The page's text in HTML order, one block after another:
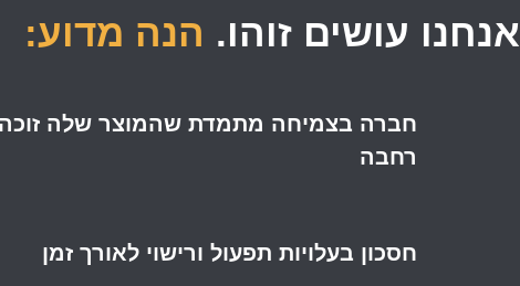
אנחנו עושים זוהו. הנה מדוע:
חברה בצמיחה מתמדת שהמוצר שלה זוכה
רחבה
חסכון בעלויות תפעול ורישוי לאורך זמן